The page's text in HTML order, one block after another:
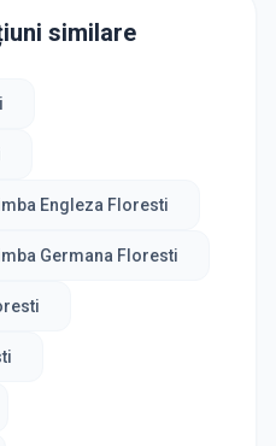
similare
Engleza Floresti
Germana Floresti